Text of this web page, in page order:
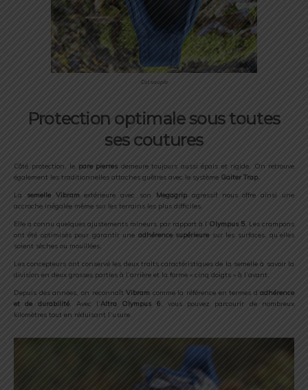
Col souple
Protection optimale sous toutes
ses coutures
Côté protection, le pare pierres demeure toujours aussi épais et rigide. On retrouve
également les traditionnelles attaches guêtres avec le système Gaiter Trap.
La semelle Vibram extérieure avec son Megagripagressif nous offre ainsi une
accroche inégalée même sur les terrains les plus difficiles.
Elle a connu quelques ajustements mineurs par rapport à l’ Olympus 5. Les crampons
ont été optimisés pour garantir une adhérence supérieure sur les surfaces, qu’elles
soient sèches ou mouillées.
Les concepteurs ont conservé les deux traits caractéristiques de la semelle à savoir la
division en deux grosses parties à l’arrière et la forme « cinq doigts » à l’avant.
Depuis des années, on reconnaîtVibram comme la référence en termes d’adhérence
et de durabilité. Avec l’Altra Olympus 6 , vous pouvez parcourir de nombreux
kilomètres tout en réduisant l’usure.